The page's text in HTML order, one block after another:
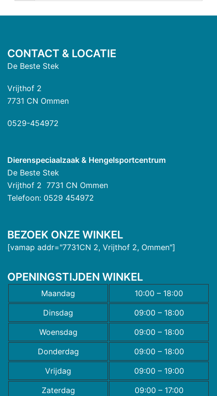
CONTACT & LOCATIE
De Beste Stek
Vrijthof 2
7731 CN Ommen
0529-454972
Dierenspeciaalzaak & Hengelsportcentrum
De Beste Stek
Vrijthof 2 7731 CN Ommen
Telefoon: 0529 454972
BEZOEK ONZE WINKEL
[vamap addr="7731CN 2, Vrijthof 2, Ommen"]
OPENINGSTIJDEN WINKEL
Maandag
10:00 – 18:00
Dinsdag
09:00 – 18:00
Woensdag
09:00 – 18:00
Donderdag
09:00 – 18:00
Vrijdag
09:00 – 19:00
Zaterdag
09:00 – 17:00